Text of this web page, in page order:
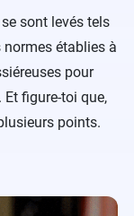
sont levés tels
normes établies à
pour
. Et figure-toi que,
points.